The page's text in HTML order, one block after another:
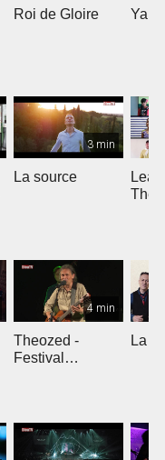
Roi de Gloire
3 min
La source
The
4 min
Theozed -
Festival
La